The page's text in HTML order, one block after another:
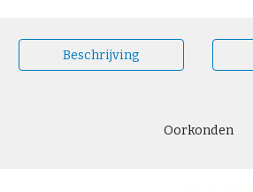
Beschrijving
Oorkonden